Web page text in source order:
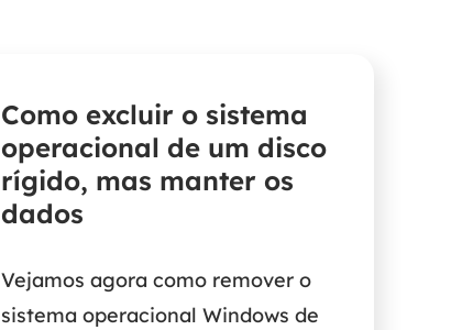
Como excluir o sistema
operacional de um disco
rígido, mas manter os
dados
Vejamos agora como remover o
sistema operacional Windows de